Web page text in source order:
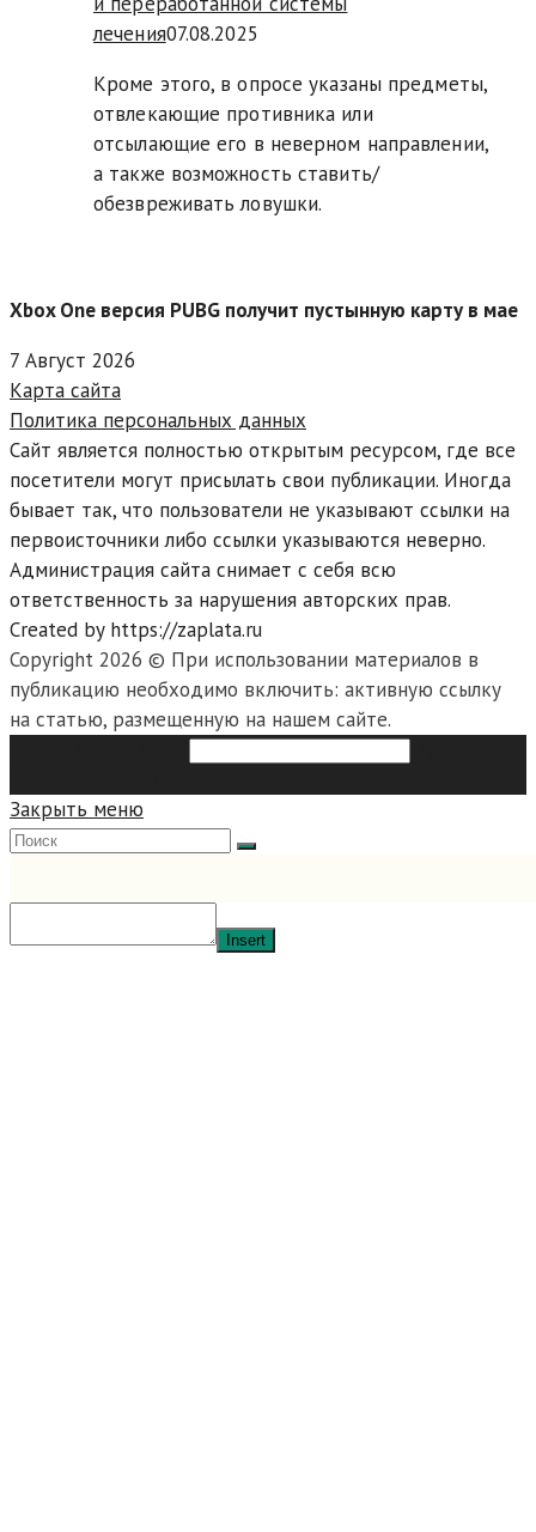
лечения07.08.2025
Кроме этого, в опросе указаны предметы,
отвлекающие противника или
отсылающие его в неверном направлении,
а также возможность ставить/
обезвреживать ловушки.
Xbox One версия PUBG получит пустынную карту в мае
7 Август 2026
Карта сайта
Политика персональных данных
Сайт является полностью открытым ресурсом, где все
посетители могут присылать свои публикации. Иногда
бывает так, что пользователи не указывают ссылки на
первоисточники либо ссылки указываются неверно.
Администрация сайта снимает с себя всю
ответственность за нарушения авторских прав.
Created by https://zaplata.ru
Copyright 2026 © При использовании материалов в
публикацию необходимо включить: активную ссылку
на статью, размещенную на нашем сайте.
Закрыть меню
Insert